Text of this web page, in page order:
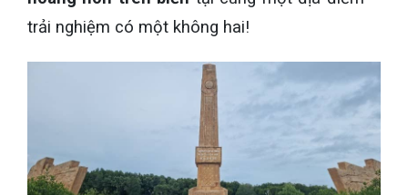
trải nghiệm có một không hai!